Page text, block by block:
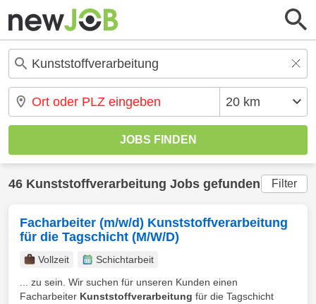
46 Kunststoffverarbeitung Jobs gefunden Filter
Facharbeiter (m/w/d) Kunststoffverarbeitung
für die Tagschicht (M/W/D)
Vollzeit
Schichtarbeit
... zu sein. Wir suchen für unseren Kunden einen
Facharbeiter Kunststoffverarbeitung für die Tagschicht